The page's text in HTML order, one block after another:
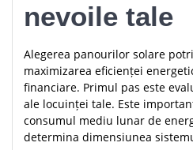
nevoile tale
Alegerea panourilor solare
maximizarea eficienței
financiare. Primul pas este
ale locuinței tale. Este
consumul mediu lunar de
determina dimensiunea